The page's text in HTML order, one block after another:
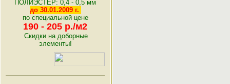
ПОЛИЭСТЕР: 0,4 - 0,5 мм
до 30.01.2009 г.
по специальной цене
190 - 205 р./м2
Скидки на доборные
элементы!